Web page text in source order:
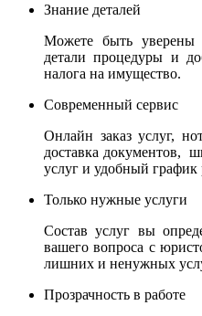
Знание деталей
Можете быть уверены
детали процедуры и
налога на имущество.
Современный сервис
Онлайн заказ услуг,
доставка документов,
услуг и удобный график
Только нужные услуги
Состав услуг вы
вашего вопроса с
лишних и ненужных
Прозрачность в работе